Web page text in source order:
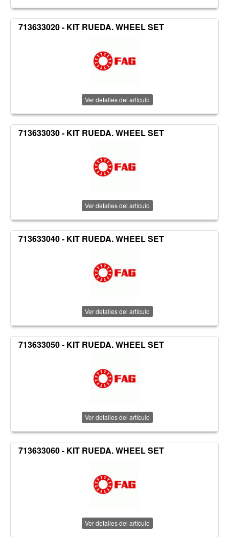
713633020 - KIT RUEDA. WHEEL SET
Ver detalles del artículo
713633030 - KIT RUEDA. WHEEL SET
Ver detalles del artículo
713633040 - KIT RUEDA. WHEEL SET
Ver detalles del artículo
713633050 - KIT RUEDA. WHEEL SET
Ver detalles del artículo
713633060 - KIT RUEDA. WHEEL SET
Ver detalles del artículo